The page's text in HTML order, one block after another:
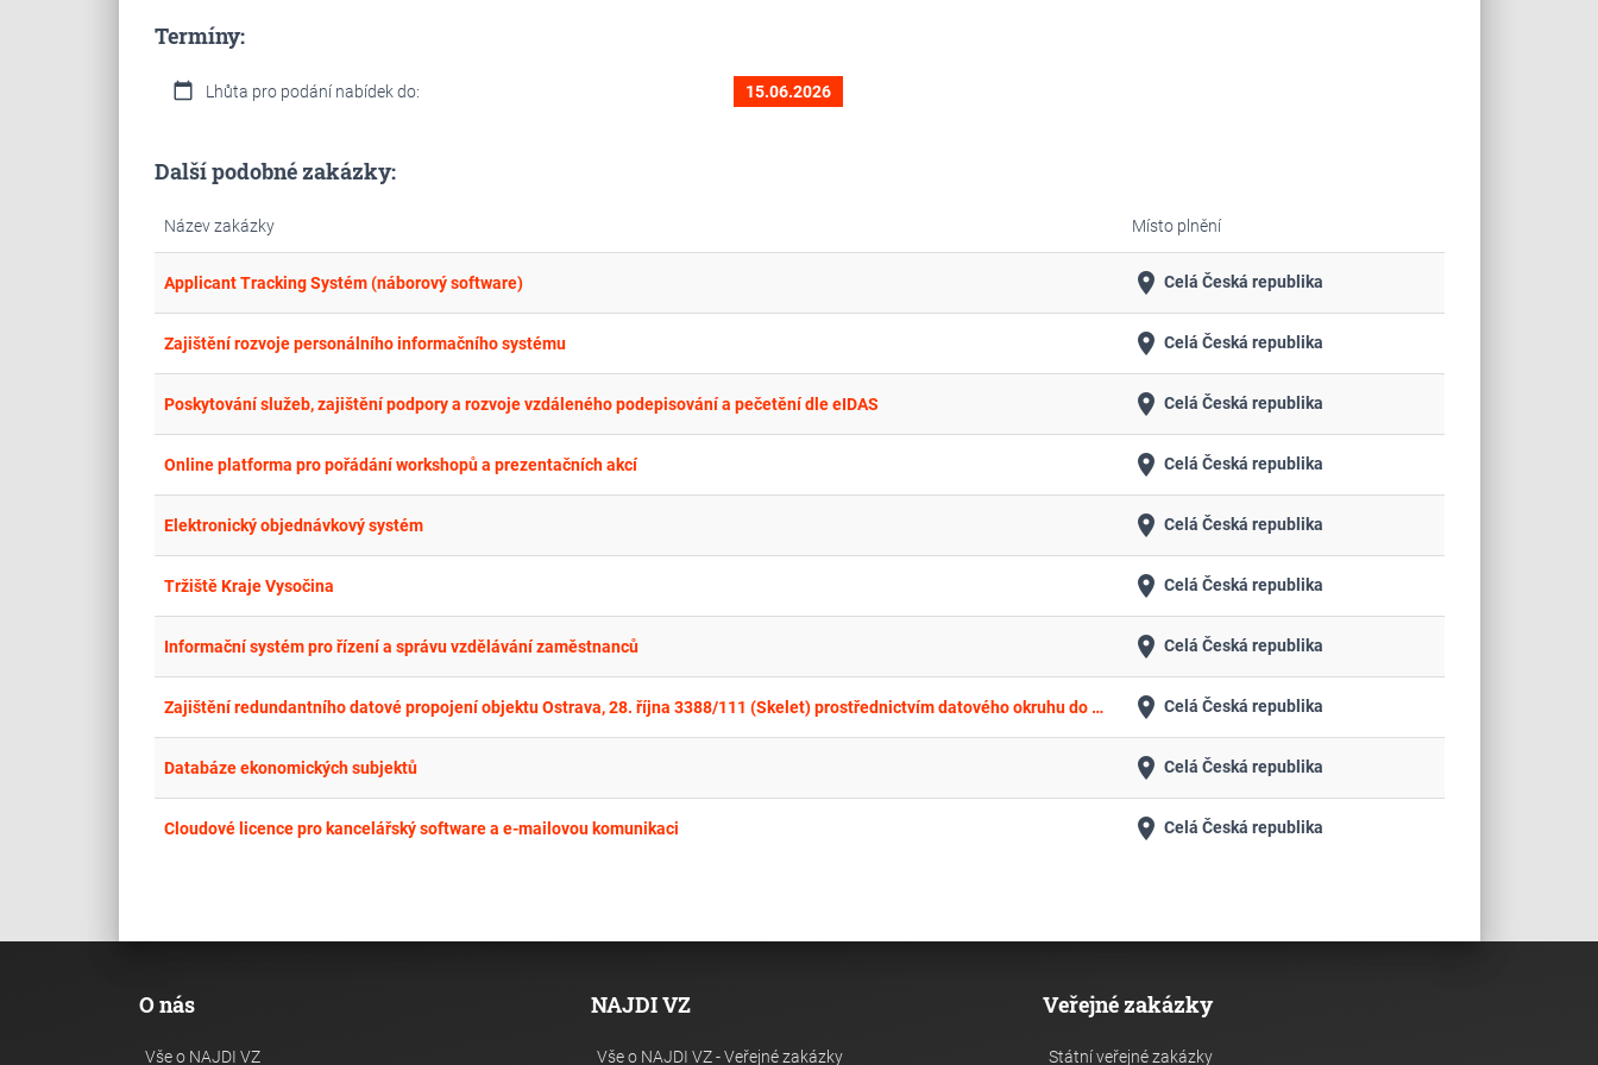
Termíny:
calendar_today Lhůta pro podání nabídek do: 15.06.2026
Další podobné zakázky:
Název zakázky Místo plnění
Applicant Tracking Systém (náborový software) place Celá Česká republika
Zajištění rozvoje personálního informačního systému place Celá Česká republika
Poskytování služeb, zajištění podpory a rozvoje vzdáleného podepisování a pečetění dle eIDAS place Celá Česká republika
Online platforma pro pořádání workshopů a prezentačních akcí place Celá Česká republika
Elektronický objednávkový systém place Celá Česká republika
Tržiště Kraje Vysočina place Celá Česká republika
Informační systém pro řízení a správu vzdělávání zaměstnanců place Celá Česká republika
Zajištění redundantního datové propojení objektu Ostrava, 28. října 3388/111 (Skelet) prostřednictvím datového okruhu do Vysokorychlostní datové sítě Moravskoslezského kraje (VDS MSK) place Celá Česká republika
Databáze ekonomických subjektů place Celá Česká republika
Cloudové licence pro kancelářský software a e-mailovou komunikaci place Celá Česká republika
O nás
Vše o NAJDI VZ
NAJDI VZ
Vše o NAJDI VZ - Veřejné zakázky
Veřejné zakázky
Státní veřejné zakázky